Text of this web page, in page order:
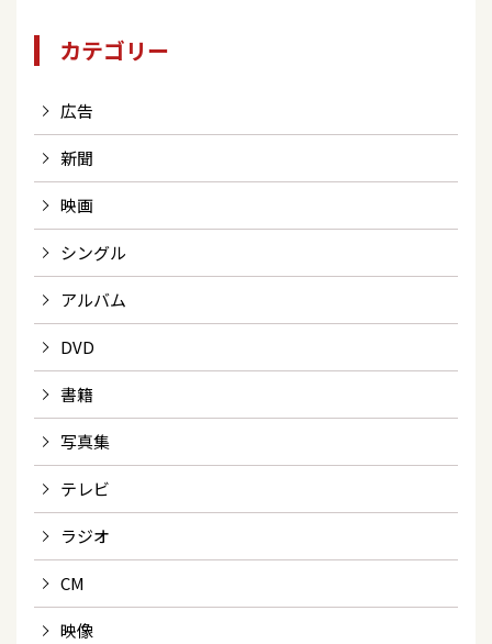
カテゴリー
広告
新聞
映画
シングル
アルバム
DVD
書籍
写真集
テレビ
ラジオ
CM
映像